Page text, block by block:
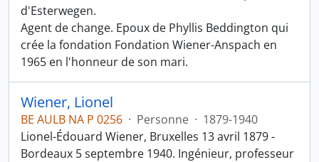
d'Esterwegen.
Agent de change. Epoux de Phyllis Beddington qui
crée la fondation Fondation Wiener-Anspach en
1965 en l'honneur de son mari.
Wiener, Lionel
BE AULB NA P 0256 · Personne · 1879-1940
Lionel-Édouard Wiener, Bruxelles 13 avril 1879 -
Bordeaux 5 septembre 1940. Ingénieur, professeur